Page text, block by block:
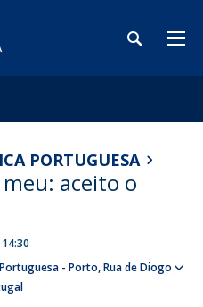
PORTUGUESA
aceito o
- Porto Rua de Diogo